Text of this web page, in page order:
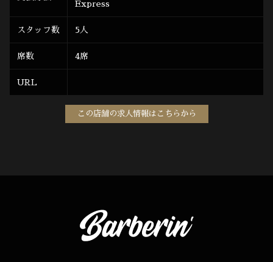
Express
スタッフ数 5人
席数 4席
URL
この店舗の求人情報はこちらから